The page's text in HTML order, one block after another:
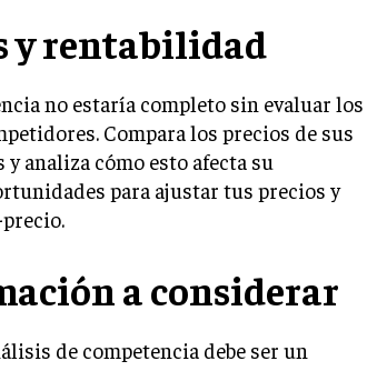
y rentabilidad
no estaría completo sin evaluar los
Compara los precios de sus
analiza cómo esto afecta su
para ajustar tus precios y
a considerar
de competencia debe ser un